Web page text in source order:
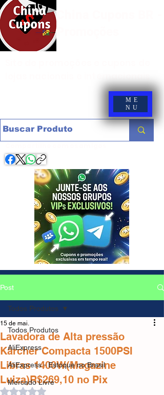
ME
NU
Post
Todos Produtos
AliExpress
AliExpress - Estoque no Brasil
Mercado Livre
Todos Produtos
Lavadora de Alta pressão
Kärcher Compacta 1500PSI
Libras 1400W(Magazine
Luiza)R$269,10 no Pix
15 de mai.
Avaliado com NaN de 5 estrelas.